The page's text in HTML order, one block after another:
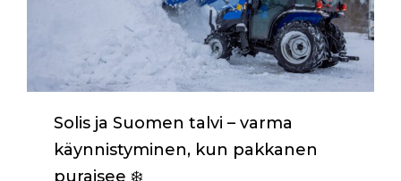
Solis ja Suomen talvi – varma
käynnistyminen, kun pakkanen
puraisee ❄️